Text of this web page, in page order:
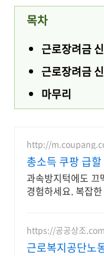
목차
근로장려금
근로장려금
마무리
http://
총소득 쿠팡 급
과속방지턱에도 끄
경험하세요. 복잡
https://공공상조.com
근로복지공단노